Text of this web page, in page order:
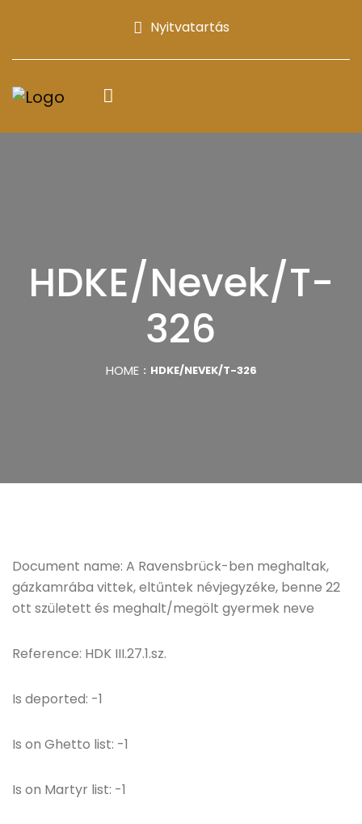
Nyitvatartás
HDKE/Nevek/T-
326
HOME HDKE/NEVEK/T-326
Document name: A Ravensbrück-ben meghaltak,
gázkamrába vittek, eltűntek névjegyzéke, benne 22
ott született és meghalt/megölt gyermek neve
Reference: HDK III.27.1.sz.
Is deported: -1
Is on Ghetto list: -1
Is on Martyr list: -1